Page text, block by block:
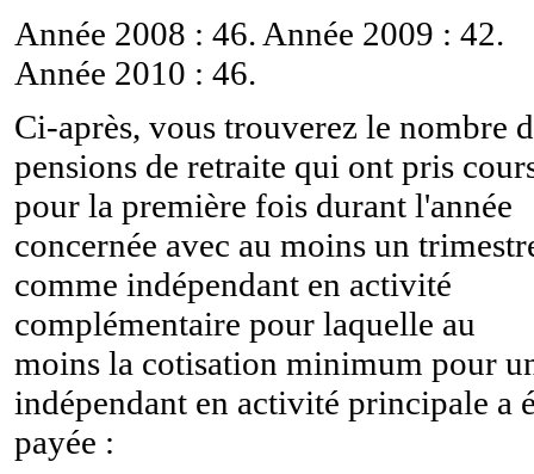
Année 2008 : 46. Année 2009 : 42.
Année 2010 : 46.
Ci-après, vous trouverez le nombre
pensions de retraite qui ont pris
pour la première fois durant l'année
concernée avec au moins un
comme indépendant en activité
complémentaire pour laquelle au
moins la cotisation minimum pour
indépendant en activité principale a
payée :